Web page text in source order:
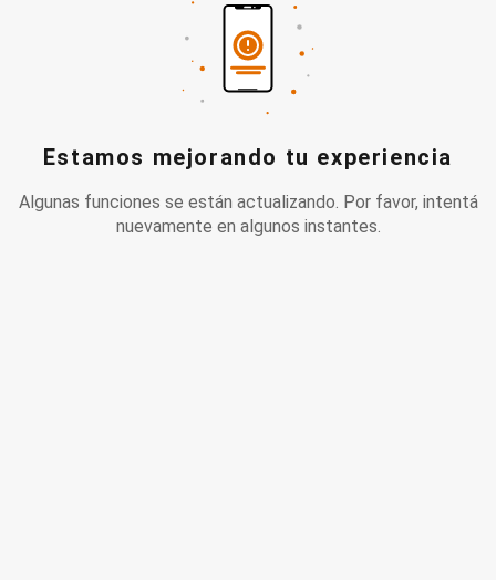
Estamos mejorando tu experiencia
Algunas funciones se están actualizando. Por favor, intentá
nuevamente en algunos instantes.